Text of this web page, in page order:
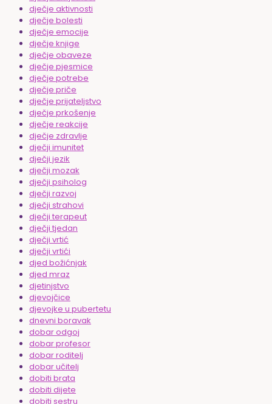
dječje aktivnosti
dječje bolesti
dječje emocije
dječje knjige
dječje obaveze
dječje pjesmice
dječje potrebe
dječje priče
dječje prijateljstvo
dječje prkošenje
dječje reakcije
dječje zdravlje
dječji imunitet
dječji jezik
dječji mozak
dječji psiholog
dječji razvoj
dječji strahovi
dječji terapeut
dječji tjedan
dječji vrtić
dječji vrtići
djed božićnjak
djed mraz
djetinjstvo
djevojčice
djevojke u pubertetu
dnevni boravak
dobar odgoj
dobar profesor
dobar roditelj
dobar učitelj
dobiti brata
dobiti dijete
dobiti sestru